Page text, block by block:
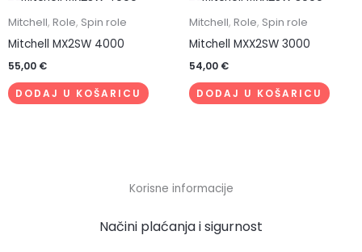
proizvoda
Mitchell, Role, Spin role
Mitchell MX2SW 4000
55,00 €
DODAJ U KOŠARICU
Mitchell, Role, Spin role
Mitchell MXX2SW 3000
54,00 €
DODAJ U KOŠARICU
Korisne informacije
Načini plaćanja i sigurnost